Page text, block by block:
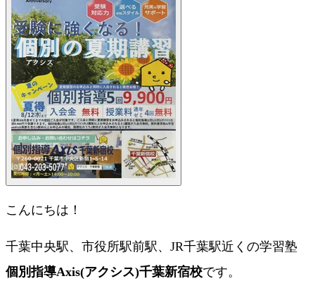
こんにちは！
千葉中央駅、市役所駅前駅、JR千葉駅近くの学習塾
個別指導Axis(アクシス)千葉新宿校です。